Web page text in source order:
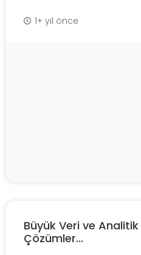
1+ yıl önce
Büyük Veri ve Analitik
Çözümler...